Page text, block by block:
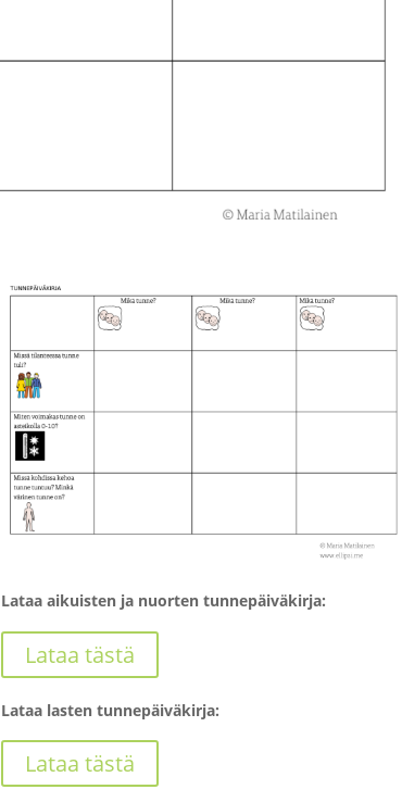
Lataa aikuisten ja nuorten tunnepäiväkirja:
Lataa tästä
Lataa lasten tunnepäiväkirja:
Lataa tästä